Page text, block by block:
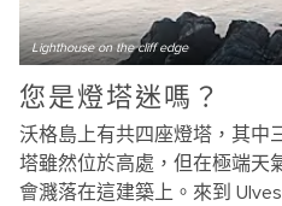
Lighthouse on the cliff edge
您是燈塔迷嗎？
沃格島上有共四座燈塔，其中
塔雖然位於高處，但在極端天
會濺落在這建築上。來到